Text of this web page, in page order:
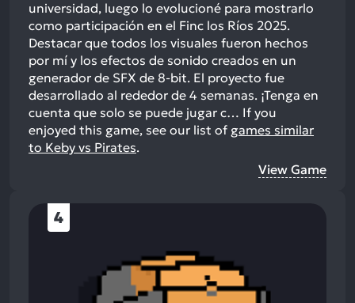
universidad, luego lo evolucioné para mostrarlo
como participación en el Finc los Ríos 2025.
Destacar que todos los visuales fueron hechos
por mí y los efectos de sonido creados en un
generador de SFX de 8-bit. El proyecto fue
desarrollado al rededor de 4 semanas. ¡Tenga en
cuenta que solo se puede jugar c… If you
enjoyed this game, see our list of games similar
to Keby vs Pirates.
View Game
4